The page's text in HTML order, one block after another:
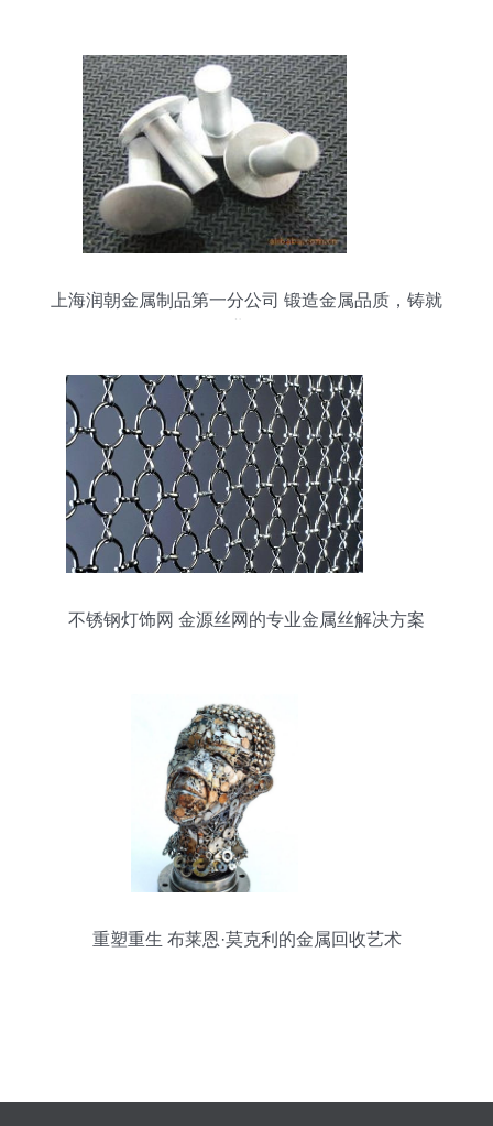
上海润朝金属制品第一分公司 锻造金属品质，铸就
不锈钢灯饰网 金源丝网的专业金属丝解决方案
重塑重生 布莱恩·莫克利的金属回收艺术